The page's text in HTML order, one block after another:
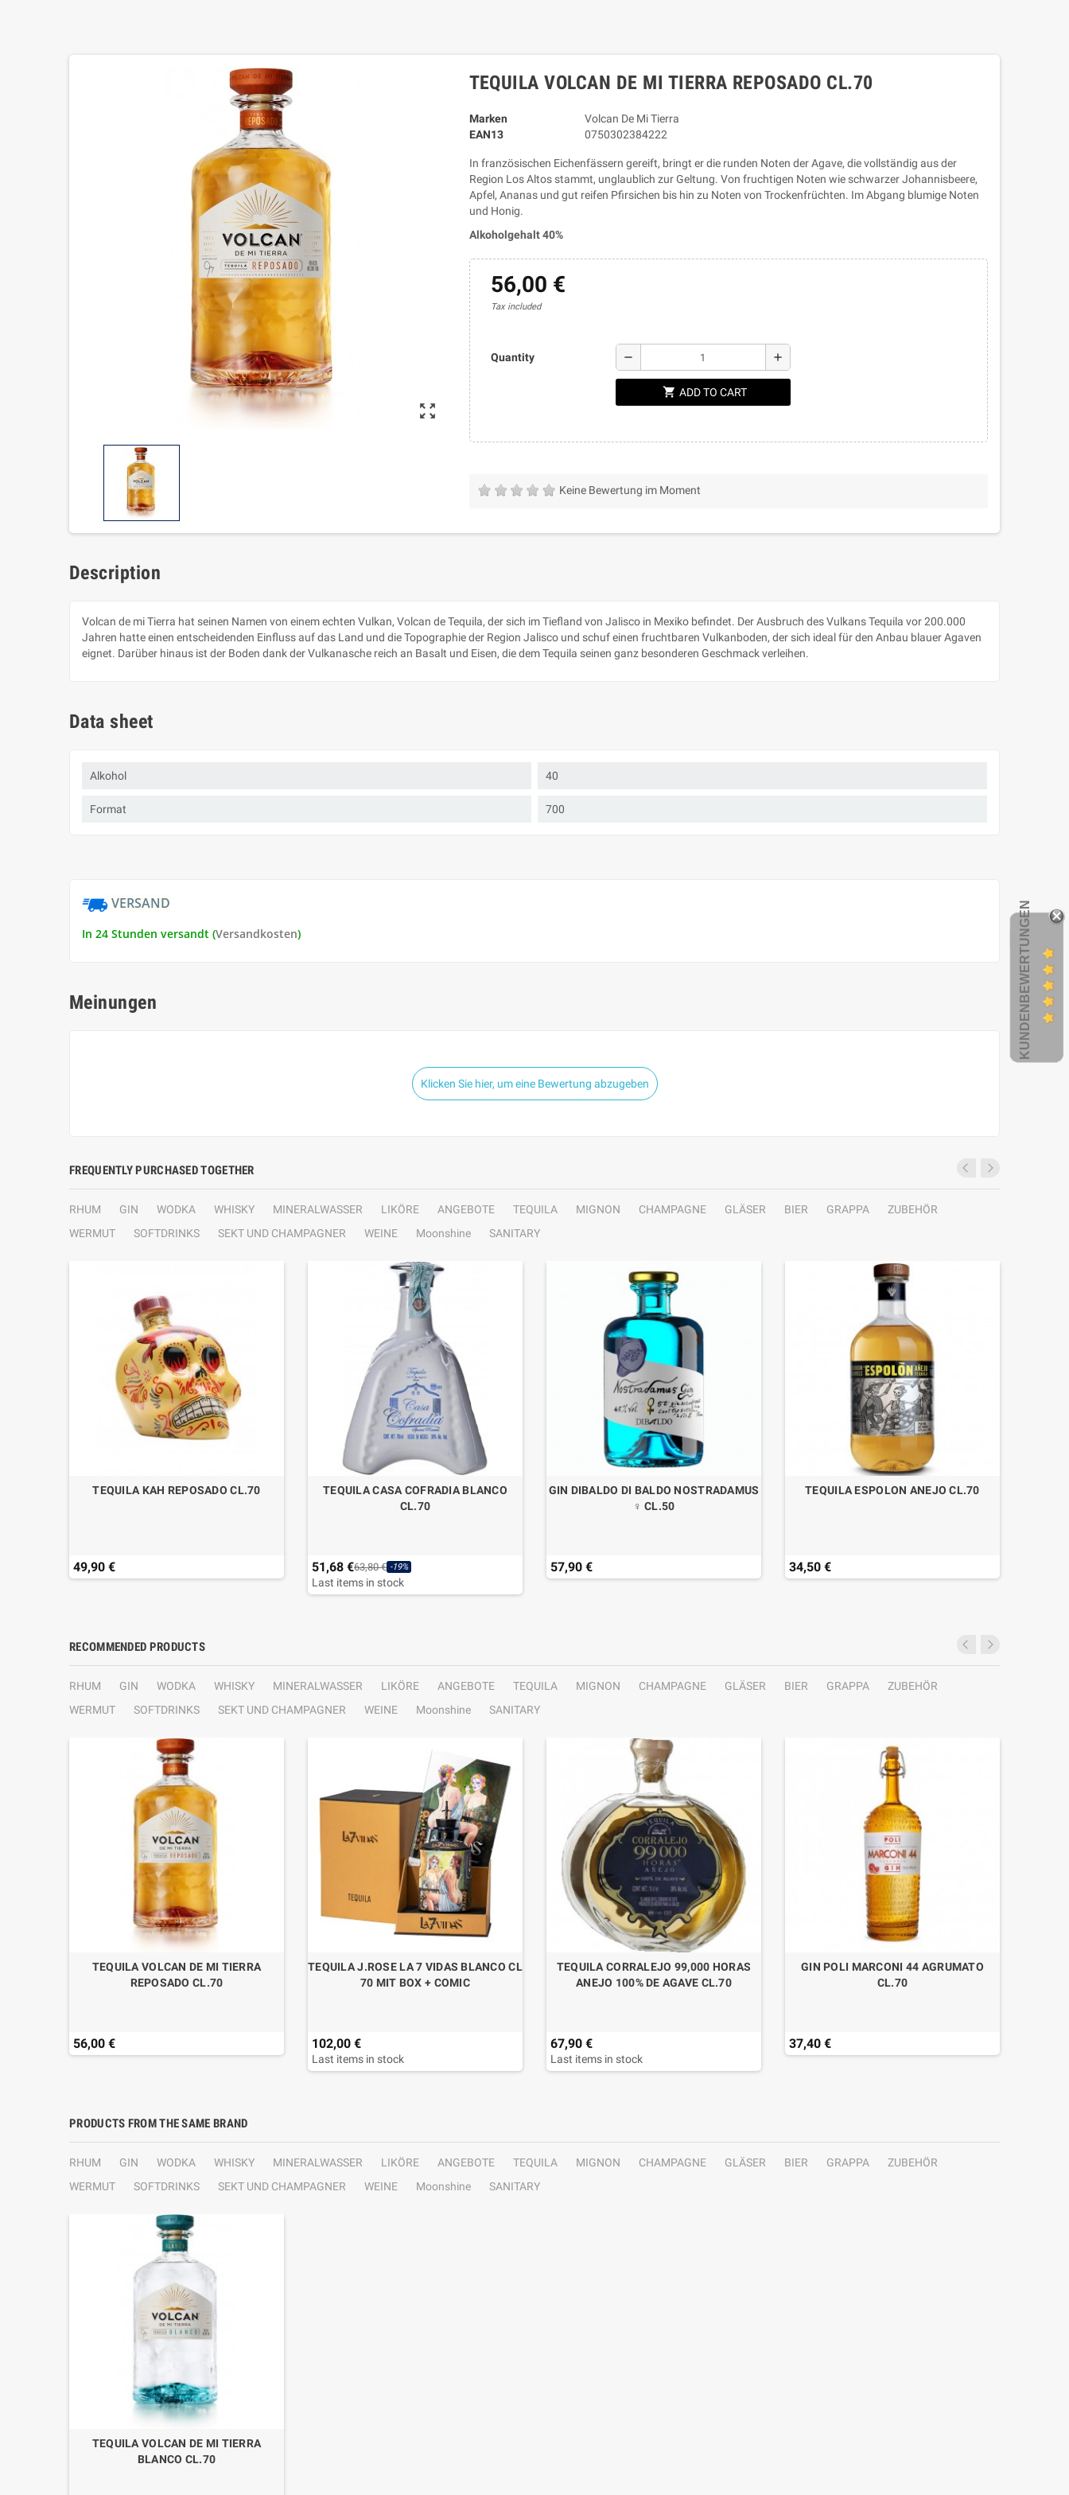
zoom_out_map
TEQUILA VOLCAN DE MI TIERRA REPOSADO CL.70
Marken
Volcan De Mi Tierra
EAN13
0750302384222
In französischen Eichenfässern gereift, bringt er die runden Noten der Agave, die vollständig aus der
Region Los Altos stammt, unglaublich zur Geltung. Von fruchtigen Noten wie schwarzer Johannisbeere,
Apfel, Ananas und gut reifen Pfirsichen bis hin zu Noten von Trockenfrüchten. Im Abgang blumige Noten
und Honig.
Alkoholgehalt 40%
56,00 €
Tax included
Quantity remove add
shopping_cart ADD TO CART
Keine Bewertung im Moment
Description
Volcan de mi Tierra hat seinen Namen von einem echten Vulkan, Volcan de Tequila, der sich im Tiefland von Jalisco in Mexiko befindet. Der Ausbruch des Vulkans Tequila vor 200.000
Jahren hatte einen entscheidenden Einfluss auf das Land und die Topographie der Region Jalisco und schuf einen fruchtbaren Vulkanboden, der sich ideal für den Anbau blauer Agaven
eignet. Darüber hinaus ist der Boden dank der Vulkanasche reich an Basalt und Eisen, die dem Tequila seinen ganz besonderen Geschmack verleihen.
Data sheet
Alkohol 40
Format 700
VERSAND
In 24 Stunden versandt (Versandkosten)
Meinungen
Klicken Sie hier, um eine Bewertung abzugeben
FREQUENTLY PURCHASED TOGETHER
RHUM GIN WODKA WHISKY MINERALWASSER LIKÖRE ANGEBOTE TEQUILA MIGNON CHAMPAGNE GLÄSER BIER GRAPPA
ZUBEHÖR
WERMUT
SOFTDRINKS SEKT UND CHAMPAGNER WEINE Moonshine SANITARY
TEQUILA KAH REPOSADO CL.70
49,90 €
TEQUILA CASA COFRADIA BLANCO
CL.70
51,68 €63,80 € -19%
Last items in stock
GIN DIBALDO DI BALDO NOSTRADAMUS
♀ CL.50
57,90 €
TEQUILA ESPOLON ANEJO CL.70
34,50 €
RECOMMENDED PRODUCTS
RHUM GIN WODKA WHISKY MINERALWASSER LIKÖRE ANGEBOTE TEQUILA MIGNON CHAMPAGNE GLÄSER BIER GRAPPA
ZUBEHÖR
WERMUT
SOFTDRINKS SEKT UND CHAMPAGNER WEINE Moonshine SANITARY
TEQUILA VOLCAN DE MI TIERRA
REPOSADO CL.70
56,00 €
TEQUILA J.ROSE LA 7 VIDAS BLANCO CL
70 MIT BOX + COMIC
102,00 €
Last items in stock
TEQUILA CORRALEJO 99,000 HORAS
ANEJO 100% DE AGAVE CL.70
67,90 €
Last items in stock
GIN POLI MARCONI 44 AGRUMATO
CL.70
37,40 €
PRODUCTS FROM THE SAME BRAND
RHUM GIN WODKA WHISKY MINERALWASSER LIKÖRE ANGEBOTE TEQUILA MIGNON CHAMPAGNE GLÄSER BIER GRAPPA
ZUBEHÖR
WERMUT
SOFTDRINKS SEKT UND CHAMPAGNER WEINE Moonshine SANITARY
TEQUILA VOLCAN DE MI TIERRA
BLANCO CL.70
KUNDENBEWERTUNGEN